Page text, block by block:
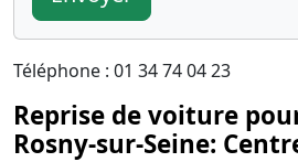
Téléphone : 01 34 74 04 23
Reprise de voiture
Rosny-sur-Seine: